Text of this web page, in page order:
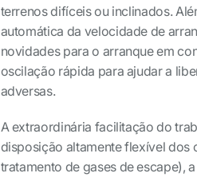
terrenos difíceis ou inclinados.
automática da velocidade de
novidades para o arranque em
oscilação rápida para ajudar a
adversas.
A extraordinária facilitação do
disposição altamente flexível dos
tratamento de gases de escape),